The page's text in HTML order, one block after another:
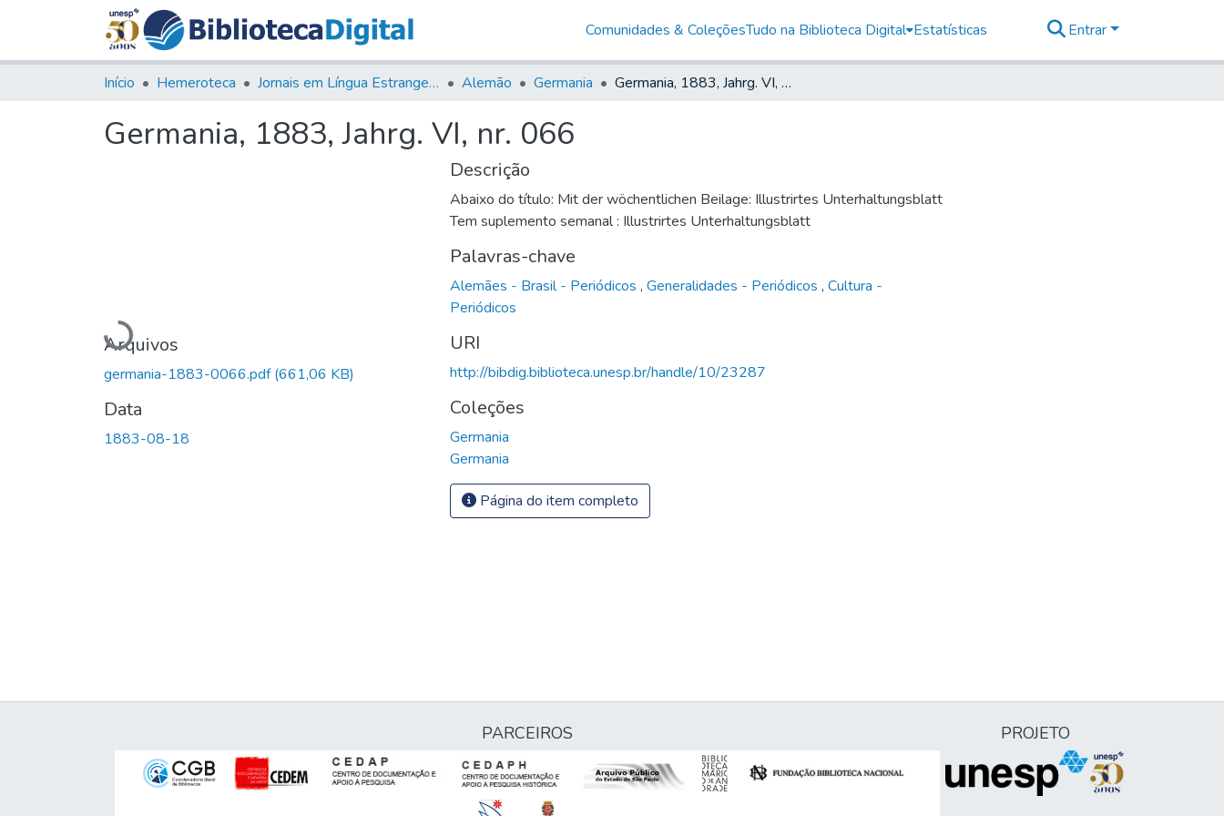
Comunidades & ColeçõesTudo na Biblioteca Digital Estatísticas Entrar
Início Hemeroteca Jornais em Língua Estrangeira Alemão Germania Germania, 1883, Jahrg. VI, nr. 066
Germania, 1883, Jahrg. VI, nr. 066
Carregando...
Arquivos
germania-1883-0066.pdf(661,06 KB)
Data
1883-08-18
Descrição
Abaixo do título: Mit der wöchentlichen Beilage: Illustrirtes Unterhaltungsblatt
Tem suplemento semanal : Illustrirtes Unterhaltungsblatt
Palavras-chave
Alemães - Brasil - Periódicos , Generalidades - Periódicos , Cultura -
Periódicos
URI
http://bibdig.biblioteca.unesp.br/handle/10/23287
Coleções
Germania
Germania
Página do item completo
PARCEIROS PROJETO